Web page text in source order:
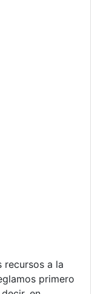
recursos a la
primero